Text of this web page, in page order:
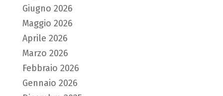
Giugno 2026
Maggio 2026
Aprile 2026
Marzo 2026
Febbraio 2026
Gennaio 2026